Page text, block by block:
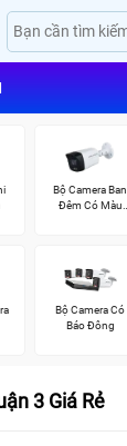
Bộ Camera Ban
Đêm Có Màu
Bộ Camera Có
Báo Đông
3 Giá Rẻ